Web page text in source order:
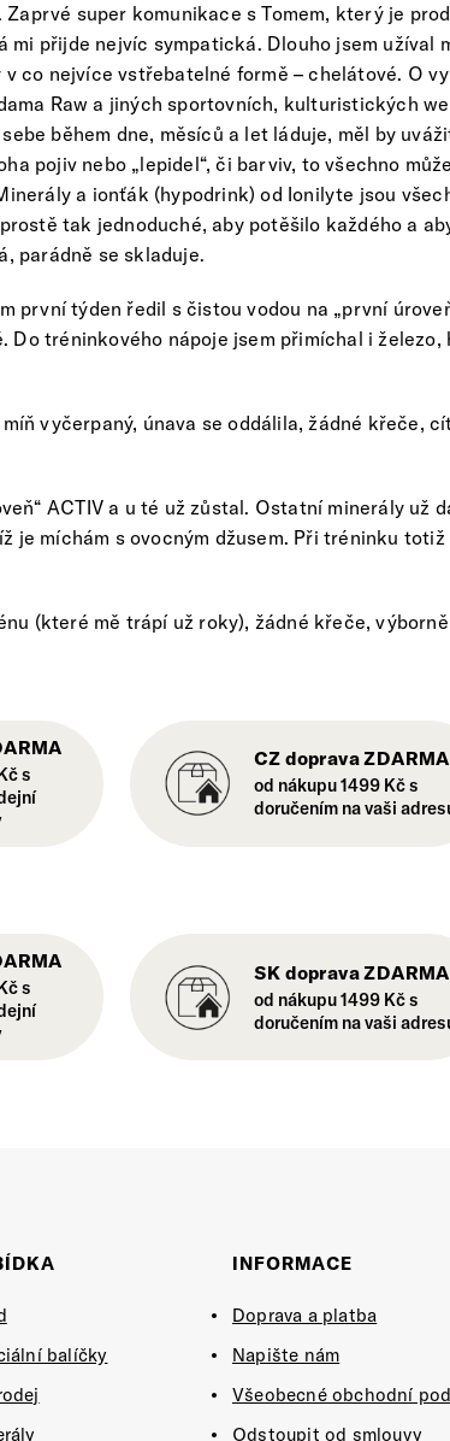
super komunikace s Tomem, který je
přijde nejvíc sympatická. Dlouho jsem užíval
co nejvíce vstřebatelné formě – chelátové. O
Raw a jiných sportovních, kulturistických
během dne, měsíců a let láduje, měl by
pojiv nebo „lepidel“, či barviv, to všechno
a ionťák (hypodrink) od Ionilyte jsou
tak jednoduché, aby potěšilo každého a
parádně se skladuje.
první týden ředil s čistou vodou na „první
tréninkového nápoje jsem přimíchal i železo,
vyčerpaný, únava se oddálila, žádné křeče,
ACTIV a u té už zůstal. Ostatní minerály už
je míchám s ovocným džusem. Při tréninku
(které mě trápí už roky), žádné křeče,
s
CZ doprava ZDARMA
od nákupu 1499 Kč s
doručením na vaši
s
SK doprava ZDARMA
od nákupu 1499 Kč s
doručením na vaši
balíčky
INFORMACE
Doprava a platba
Napište nám
Všeobecné obchodní
Odstoupit od smlouvy